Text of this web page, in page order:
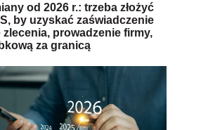
od 2026 r.: trzeba złożyć
by uzyskać zaświadczenie
prowadzenie firmy,
za granicą